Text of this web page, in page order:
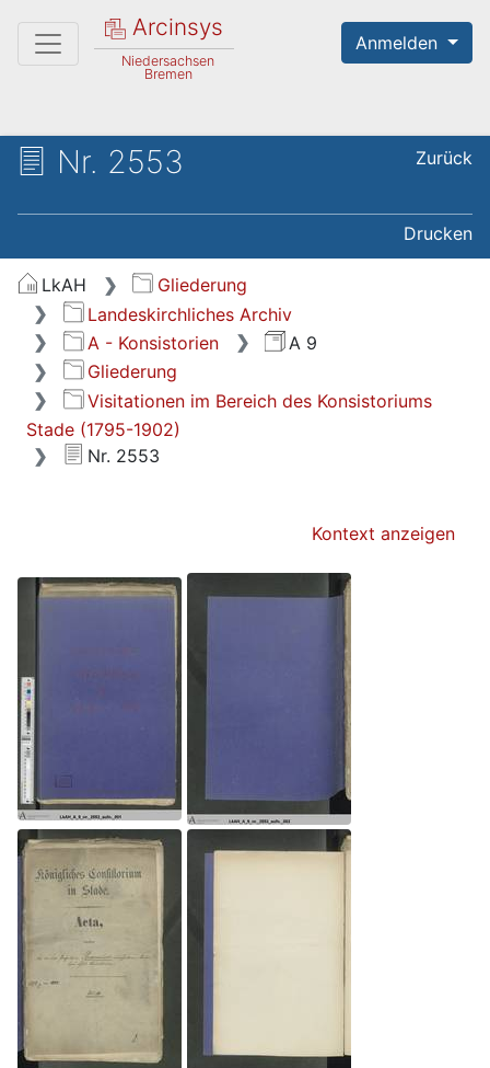
Arcinsys
Niedersachsen
Bremen
Anmelden
Nr. 2553 Zurück
Drucken
LkAH
Gliederung
Landeskirchliches Archiv
A - Konsistorien
A 9
Gliederung
Visitationen im Bereich des Konsistoriums
Stade (1795-1902)
Nr. 2553
Kontext anzeigen